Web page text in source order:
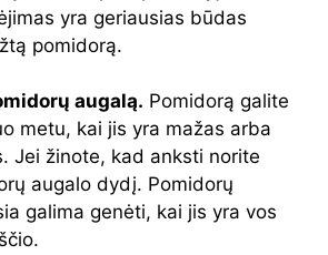
yra geriausias būdas
pomidorą.
augalą. Pomidorą galite
metu, kai jis yra mažas arba
Jei žinote, kad anksti norite
augalo dydį. Pomidorų
galima genėti, kai jis yra vos